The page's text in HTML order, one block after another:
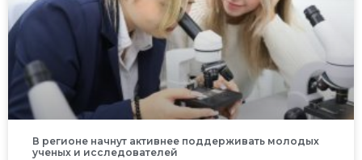
В регионе начнут активнее поддерживать молодых
ученых и исследователей